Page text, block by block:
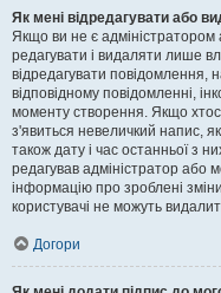
Як мені відредагувати або
Якщо ви не є
редагувати і видаляти лише
відредагувати повідомлення,
відповідному повідомленні,
моменту створення. Якщо
з'явиться невеличкий напис,
також дату і час останньої з
редагував адміністратор
інформацію про зроблені
користувачі не можуть
Догори